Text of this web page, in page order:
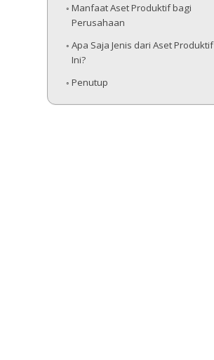
Manfaat Aset Produktif bagi
Perusahaan
Apa Saja Jenis dari Aset Produktif
Ini?
Penutup